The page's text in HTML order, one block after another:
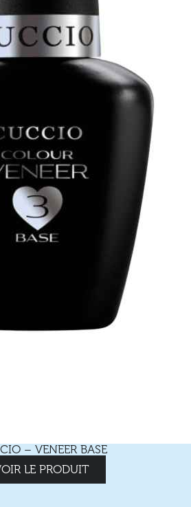
– VENEER BASE
LE PRODUIT